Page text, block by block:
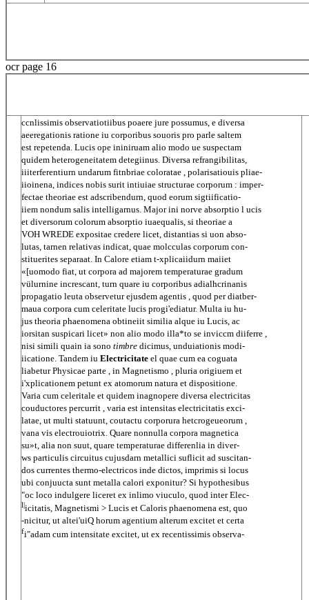
ocr page 16
ccnlissimis observatiotiibus poaere jure possumus, e diversa
aeeregationis ratione iu corporibus souoris pro parle saltem
est repetenda. Lucis ope ininiruam alio modo ue suspectam
quidem heterogeneitatem detegiinus. Diversa refrangibilitas,
iiiterferentiurn undarum fitnbriae coloratae , polarisatiouis pliae-
iioinena, indices nobis surit intiuiae structurae corporum : imper-
fectae theoriae est adscribendurn, quod eorum sigtiificatio-
iiem nondum salis intelligarnus. Major ini norve absorptio l ucis
et diversorum colorum absorptio iuaequalis, si theoriae a
VOH WREDE expositae credere licet, distantias si uon abso-
lutas, tarnen relativas indicat, quae molcculas corporum con-
stituerites separaat. In Calore etiam t-xplicaiidurn maiiet
«[uomodo fiat, ut corpora ad majorem temperaturae gradum
vülurnine increscant, turn quare iu corporibus adialhcrinanis
propagatio leuta observetur ejusdem agentis , quod per diatber-
maua corpora cum celeritate lucis progi'ediatur. Multa iu hu-
jus theoria phaenomena obtineiit similia alque iu Lucis, ac
iorsitan suspicari licet» non alio modo illa*to se inviccm diiferre ,
nisi simili quain ia sono timbre dicimus, unduiationis modi-
iicatione. Tandem iu Electricitate el quae cum ea coguata
liabetur Physicae parte , in Magnetismo , pluria origiuem et
i'xplicationem petunt ex atomorum natura et dispositione.
Varia cum celeritale et quidem inagnopere diversa electricitas
couductores percurrit , varia est intensitas electricitatis exci-
latae, ut multi statuunt, coutactu corporura hetcrogeueorum ,
vana vis electrouiotrix. Quare nonnulla corpora magnetica
su»t, alia non suut, quare temperaturae differenlia in diver-
ws particulis circuitus cujusdarn metallici suflicit ad suscitan-
dos currentes thermo-electricos inde dictos, imprimis si locus
ubi conjuucta sunt metalla calori exponitur? Si hypothesibus
"oc loco indulgere liceret ex inlimo viuculo, quod inter Elec-
l|icitatis, Magnetismi > Lucis et Caloris phaenomena est, quo
-nicitur, ut altei'uiQ horum agentium alterum excitet et certa
fi"adam cum intensitate excitet, ut ex recentissimis observa-